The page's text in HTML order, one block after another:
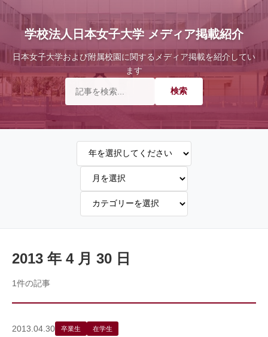
学校法人日本女子大学 メディア掲載紹介
日本女子大学および附属校園に関するメディア掲載を紹介してい
ます
2013 年 4 月 30 日
1件の記事
2013.04.30 卒業生 在学生